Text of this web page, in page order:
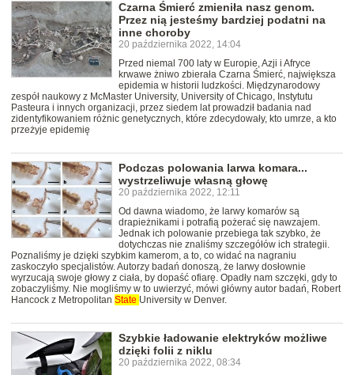
Czarna Śmierć zmieniła nasz genom.
Przez nią jesteśmy bardziej podatni na
inne choroby
20 października 2022, 14:04
Przed niemal 700 laty w Europie, Azji i Afryce
krwawe żniwo zbierała Czarna Śmierć, największa
epidemia w historii ludzkości. Międzynarodowy
zespół naukowy z McMaster University, University of Chicago, Instytutu
Pasteura i innych organizacji, przez siedem lat prowadził badania nad
zidentyfikowaniem różnic genetycznych, które zdecydowały, kto umrze, a kto
przeżyje epidemię
Podczas polowania larwa komara...
wystrzeliwuje własną głowę
20 października 2022, 12:11
Od dawna wiadomo, że larwy komarów są
drapieżnikami i potrafią pożerać się nawzajem.
Jednak ich polowanie przebiega tak szybko, że
dotychczas nie znaliśmy szczegółów ich strategii.
Poznaliśmy je dzięki szybkim kamerom, a to, co widać na nagraniu
zaskoczyło specjalistów. Autorzy badań donoszą, że larwy dosłownie
wyrzucają swoje głowy z ciała, by dopaść ofiarę. Opadły nam szczęki, gdy to
zobaczyliśmy. Nie mogliśmy w to uwierzyć, mówi główny autor badań, Robert
Hancock z Metropolitan State University w Denver.
Szybkie ładowanie elektryków możliwe
dzięki folii z niklu
20 października 2022, 08:34